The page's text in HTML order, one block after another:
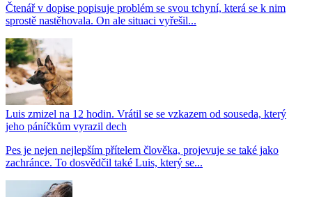
Čtenář v dopise popisuje problém se svou tchyní, která se k nim
sprostě nastěhovala. On ale situaci vyřešil...
Luis zmizel na 12 hodin. Vrátil se se vzkazem od souseda, který
jeho páníčkům vyrazil dech
Pes je nejen nejlepším přítelem člověka, projevuje se také jako
zachránce. To dosvědčil také Luis, který se...